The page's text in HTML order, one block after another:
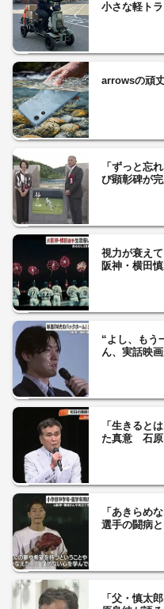
小さな軽トラ
arrowsの頑
「ずっと忘
び顕彰碑が
視力が衰え
阪神・横田
“よし、もう
ん、実話映
「生きると
た真意 石原
「あきらめ
選手の闘病
「父・慎太